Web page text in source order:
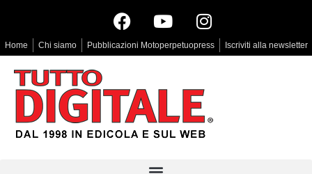
Home Chi siamo Pubblicazioni Motoperpetuopress Iscriviti alla newsletter